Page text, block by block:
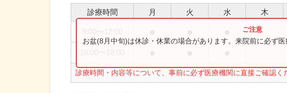
診療時間 月 火 水 木
診療時間・内容等について、事前に必ず医療機関に直接ご確認く
お盆(8月中旬)は休診・休業の場合があります。来院前に必ず医